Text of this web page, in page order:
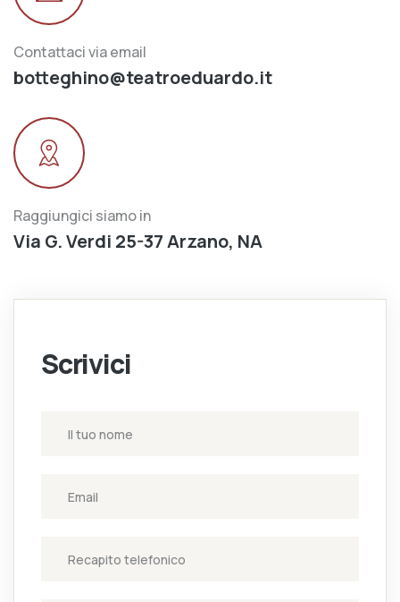
Contattaci via email
botteghino@teatroeduardo.it
Raggiungici siamo in
Via G. Verdi 25-37 Arzano, NA
Scrivici